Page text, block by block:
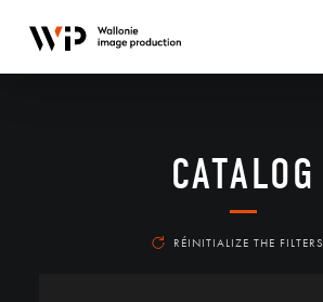
CATALOG
RÉINITIALIZE THE FILTERS